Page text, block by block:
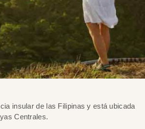
insular de las Filipinas y está ubicada
Centrales.